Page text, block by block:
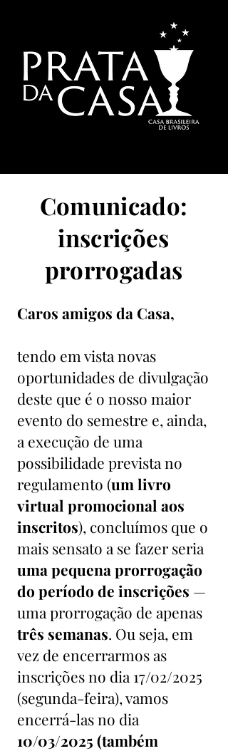
Comunicado:
inscrições
prorrogadas
Caros amigos da Casa,
tendo em vista novas
oportunidades de divulgação
deste que é o nosso maior
evento do semestre e, ainda,
a execução de uma
possibilidade prevista no
regulamento (um livro
virtual promocional aos
inscritos), concluímos que o
mais sensato a se fazer seria
uma pequena prorrogação
do período de inscrições —
uma prorrogação de apenas
três semanas. Ou seja, em
vez de encerrarmos as
inscrições no dia 17/02/2025
(segunda-feira), vamos
encerrá-las no dia
10/03/2025 (também